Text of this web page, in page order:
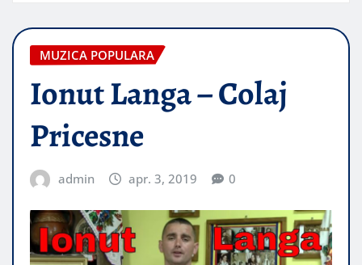
MUZICA POPULARA
Ionut Langa – Colaj
Pricesne
admin apr. 3, 2019 0